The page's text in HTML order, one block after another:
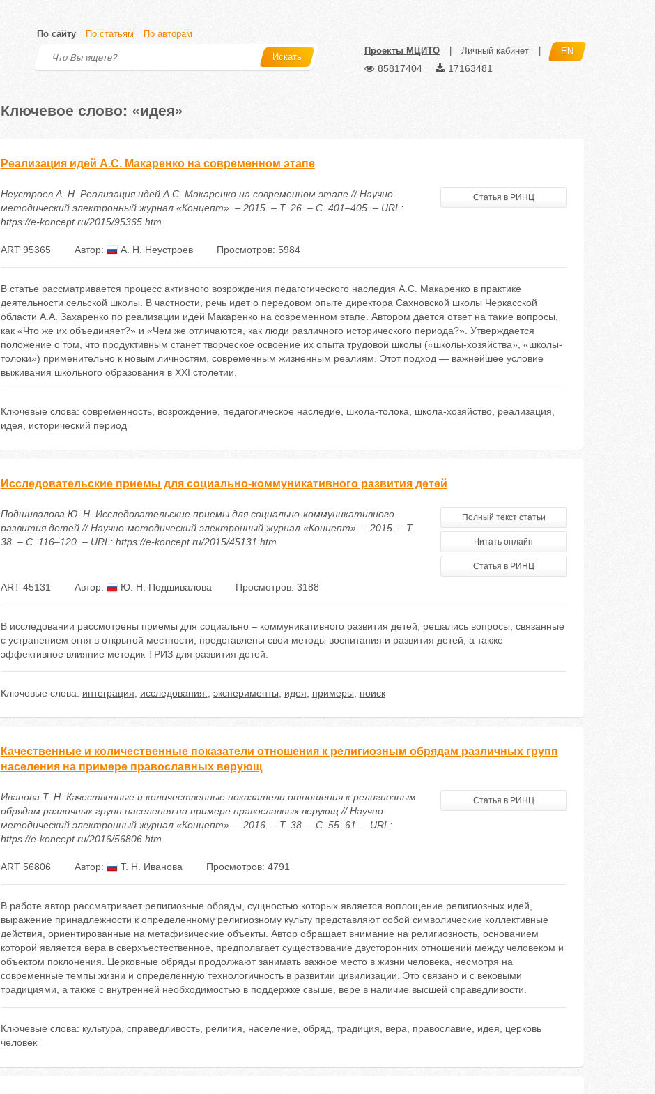
По сайту По статьям По авторам
Искать
Проекты МЦИТО Личный кабинет EN
85817404 17163481
Ключевое слово: «идея»
Реализация идей А.С. Макаренко на современном этапе
Неустроев А. Н. Реализация идей А.С. Макаренко на современном этапе // Научно-
методический электронный журнал «Концепт». – 2015. – Т. 26. – С. 401–405. – URL:
https://e-koncept.ru/2015/95365.htm
Статья в РИНЦ
ART 95365 Автор: А. Н. Неустроев Просмотров: 5984
В статье рассматривается процесс активного возрождения педагогического наследия А.С. Макаренко в практике
деятельности сельской школы. В частности, речь идет о передовом опыте директора Сахновской школы Черкасской
области А.А. Захаренко по реализации идей Макаренко на современном этапе. Автором дается ответ на такие вопросы,
как «Что же их объединяет?» и «Чем же отличаются, как люди различного исторического периода?». Утверждается
положение о том, что продуктивным станет творческое освоение их опыта трудовой школы («школы-хозяйства», «школы-
толоки») применительно к новым личностям, современным жизненным реалиям. Этот подход — важнейшее условие
выживания школьного образования в XXI столетии.
Ключевые слова: современность, возрождение педагогическое наследие школа-толока школа-хозяйство, реализация
идея
исторический период
Исследовательские приемы для социально-коммуникативного развития детей
Подшивалова Ю. Н. Исследовательские приемы для социально-коммуникативного
развития детей // Научно-методический электронный журнал «Концепт». – 2015. – Т.
38. – С. 116–120. – URL: https://e-koncept.ru/2015/45131.htm
Полный текст статьи
Читать онлайн
Статья в РИНЦ
ART 45131 Автор: Ю. Н. Подшивалова Просмотров: 3188
В исследовании рассмотрены приемы для социально – коммуникативного развития детей, решались вопросы, связанные
с устранением огня в открытой местности, представлены свои методы воспитания и развития детей, а также
эффективное влияние методик ТРИЗ для развития детей.
Ключевые слова: интеграция исследования. эксперименты идея примеры поиск
Качественные и количественные показатели отношения к религиозным обрядам различных групп
населения на примере православных верующ
Иванова Т. Н. Качественные и количественные показатели отношения к религиозным
обрядам различных групп населения на примере православных верующ // Научно-
методический электронный журнал «Концепт». – 2016. – Т. 38. – С. 55–61. – URL:
https://e-koncept.ru/2016/56806.htm
Статья в РИНЦ
ART 56806 Автор: Т. Н. Иванова Просмотров: 4791
В работе автор рассматривает религиозные обряды, сущностью которых является воплощение религиозных идей,
выражение принадлежности к определенному религиозному культу представляют собой символические коллективные
действия, ориентированные на метафизические объекты. Автор обращает внимание на религиозность, основанием
которой является вера в сверхъестественное, предполагает существование двусторонних отношений между человеком и
объектом поклонения. Церковные обряды продолжают занимать важное место в жизни человека, несмотря на
современные темпы жизни и определенную технологичность в развитии цивилизации. Это связано и с вековыми
традициями, а также с внутренней необходимостью в поддержке свыше, вере в наличие высшей справедливости.
Ключевые слова: культура справедливость, религия население обряд традиция вера православие идея
церковь
человек